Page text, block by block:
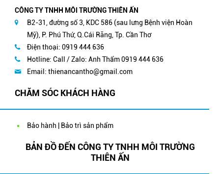
CÔNG TY TNHH MÔI TRƯỜNG THIÊN ẤN
B2-31, đường số 3, KDC 586 (sau lưng Bệnh viện Hoàn
Mỹ), P. Phú Thứ, Q.Cái Răng, Tp. Cần Thơ
Điện thoại: 0919 444 636
Hotline: Call / Zalo: Anh Thẩm 0919 444 636
Email: thienancantho@gmail.com
CHĂM SÓC KHÁCH HÀNG
Bảo hành | Bảo trì sản phẩm
BẢN ĐỒ ĐẾN CÔNG TY TNHH MÔI TRƯỜNG
THIÊN ẤN